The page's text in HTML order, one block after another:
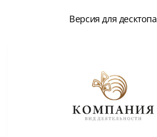
Версия для десктопа